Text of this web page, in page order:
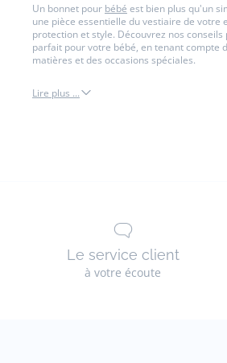
Un bonnet pour bébé est bien plus qu'un
une pièce essentielle du vestiaire de votre
protection et style. Découvrez nos
parfait pour votre bébé, en tenant compte
matières et des occasions spéciales.
Lire plus ...
Le service client
à votre écoute